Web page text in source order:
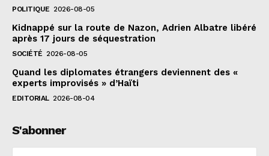
POLITIQUE 2026-08-05
Kidnappé sur la route de Nazon, Adrien Albatre libéré
après 17 jours de séquestration
SOCIÉTÉ 2026-08-05
Quand les diplomates étrangers deviennent des «
experts improvisés » d’Haïti
EDITORIAL 2026-08-04
S'abonner